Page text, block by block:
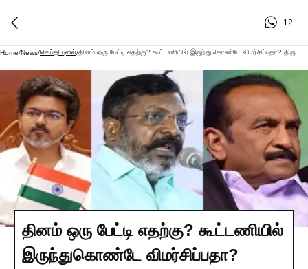
12
Home/News/செய்தி புனல்/
தினம் ஒரு பேட்டி எதற்கு? கூட்டணியில்
இருந்துகொண்டே விமர்சிப்பதா?